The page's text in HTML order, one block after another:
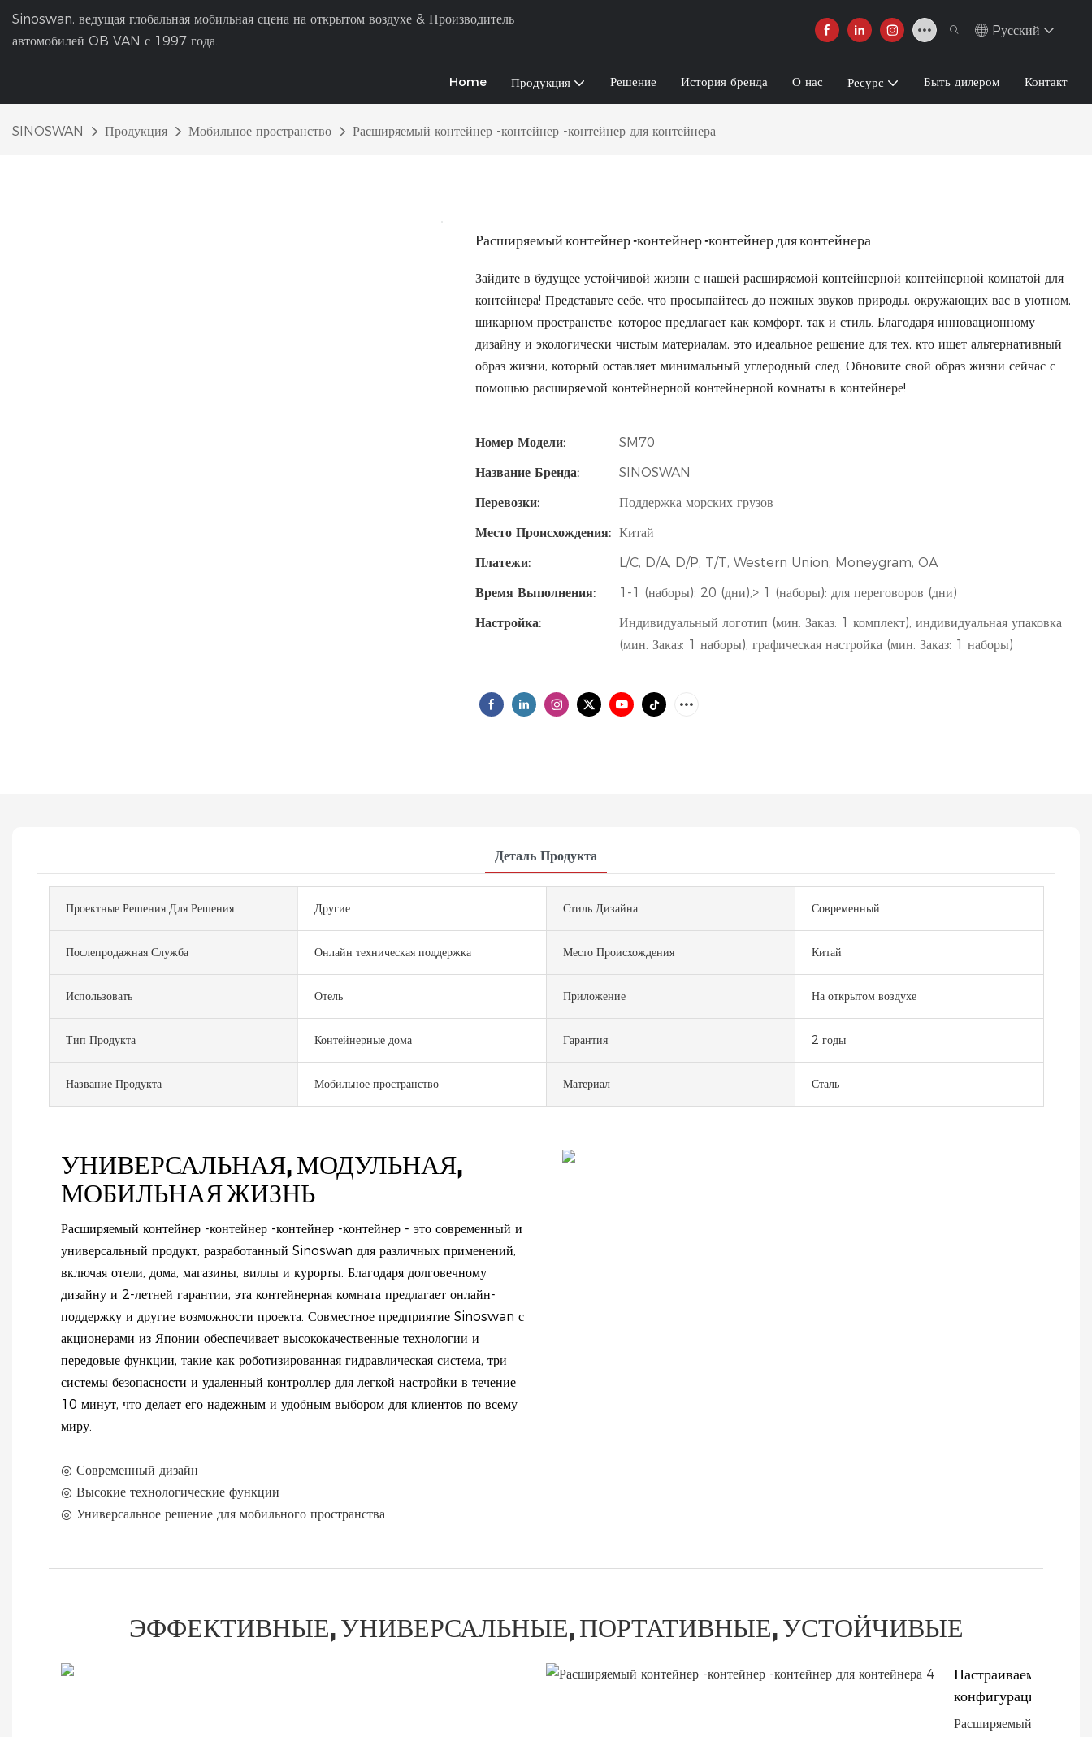
Sinoswan, ведущая глобальная мобильная сцена на открытом воздухе & Производитель
автомобилей OB VAN с 1997 года.
Pусский
Home Продукция Решение История бренда О нас Ресурс Быть дилером Контакт
SINOSWAN Продукция Мобильное пространство Расширяемый контейнер -контейнер -контейнер для контейнера
Расширяемый контейнер -контейнер -контейнер для контейнера
Зайдите в будущее устойчивой жизни с нашей расширяемой контейнерной контейнерной комнатой для
контейнера! Представьте себе, что просыпайтесь до нежных звуков природы, окружающих вас в уютном,
шикарном пространстве, которое предлагает как комфорт, так и стиль. Благодаря инновационному
дизайну и экологически чистым материалам, это идеальное решение для тех, кто ищет альтернативный
образ жизни, который оставляет минимальный углеродный след. Обновите свой образ жизни сейчас с
помощью расширяемой контейнерной контейнерной комнаты в контейнере!
Номер Модели:
SM70
Название Бренда:
SINOSWAN
Перевозки:
Поддержка морских грузов
Место Происхождения: Китай
Платежи:
L/C, D/A, D/P, T/T, Western Union, Moneygram, OA
Время Выполнения:
1-1 (наборы): 20 (дни),> 1 (наборы): для переговоров (дни)
Настройка:
Индивидуальный логотип (мин. Заказ: 1 комплект), индивидуальная упаковка
(мин. Заказ: 1 наборы), графическая настройка (мин. Заказ: 1 наборы)
Деталь Продукта
Проектные Решения Для Решения Другие Стиль Дизайна Современный
Послепродажная Служба Онлайн техническая поддержка Место Происхождения Китай
Использовать Отель Приложение На открытом воздухе
Тип Продукта Контейнерные дома Гарантия 2 годы
Название Продукта Мобильное пространство Материал Сталь
УНИВЕРСАЛЬНАЯ, МОДУЛЬНАЯ,
МОБИЛЬНАЯ ЖИЗНЬ
Расширяемый контейнер -контейнер -контейнер -контейнер - это современный и
универсальный продукт, разработанный Sinoswan для различных применений,
включая отели, дома, магазины, виллы и курорты. Благодаря долговечному
дизайну и 2-летней гарантии, эта контейнерная комната предлагает онлайн-
поддержку и другие возможности проекта. Совместное предприятие Sinoswan с
акционерами из Японии обеспечивает высококачественные технологии и
передовые функции, такие как роботизированная гидравлическая система, три
системы безопасности и удаленный контроллер для легкой настройки в течение
10 минут, что делает его надежным и удобным выбором для клиентов по всему
миру.
◎ Современный дизайн
◎ Высокие технологические функции
◎ Универсальное решение для мобильного пространства
ЭФФЕКТИВНЫЕ, УНИВЕРСАЛЬНЫЕ, ПОРТАТИВНЫЕ, УСТОЙЧИВЫЕ
Настраиваемые
конфигурации
Расширяемый